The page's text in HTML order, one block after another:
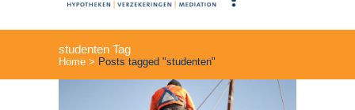
studenten Tag
Home > Posts tagged "studenten"